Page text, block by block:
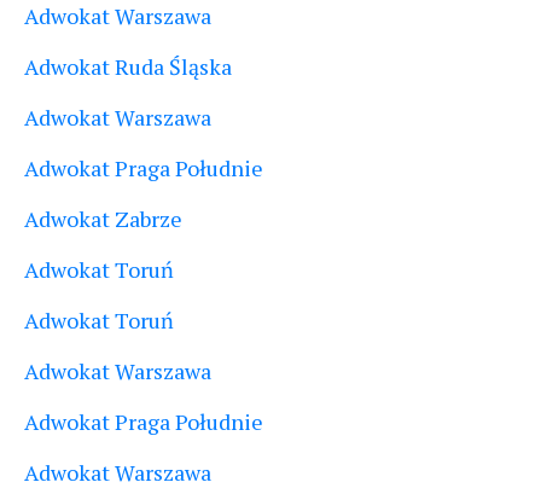
Adwokat Warszawa
Adwokat Ruda Śląska
Adwokat Warszawa
Adwokat Praga Południe
Adwokat Zabrze
Adwokat Toruń
Adwokat Toruń
Adwokat Warszawa
Adwokat Praga Południe
Adwokat Warszawa